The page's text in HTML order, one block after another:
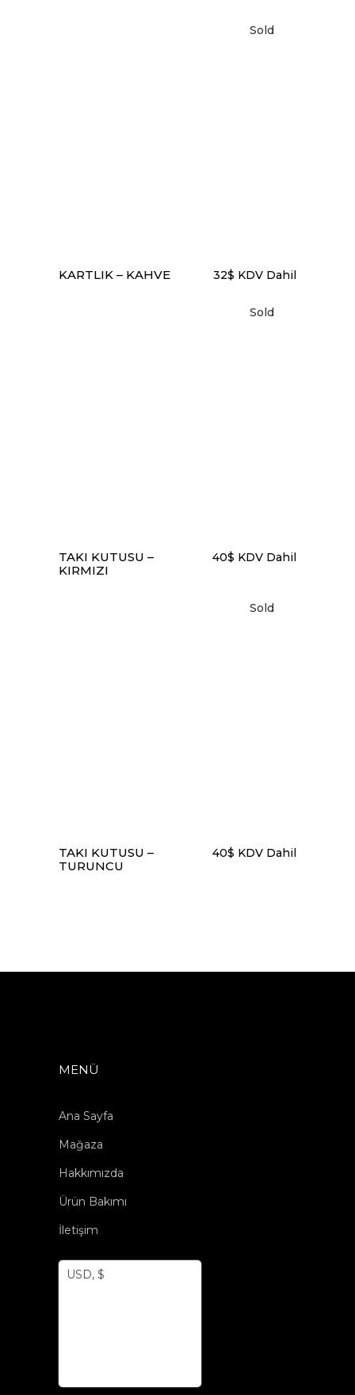
Sold
KARTLIK – KAHVE 32$ KDV Dahil
Sold
TAKI KUTUSU –
KIRMIZI
40$ KDV Dahil
Sold
TAKI KUTUSU –
TURUNCU
40$ KDV Dahil
MENÜ
Ana Sayfa
Mağaza
Hakkımızda
Ürün Bakımı
İletişim
USD, $